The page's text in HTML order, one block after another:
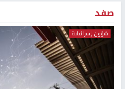
صفد
شؤون إسرائيلية